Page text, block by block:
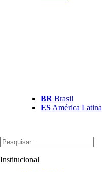
BR Brasil
ES América Latina
Institucional